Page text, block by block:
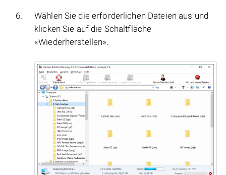
Wählen Sie die erforderlichen Dateien aus und
klicken Sie auf die Schaltfläche
«Wiederherstellen».